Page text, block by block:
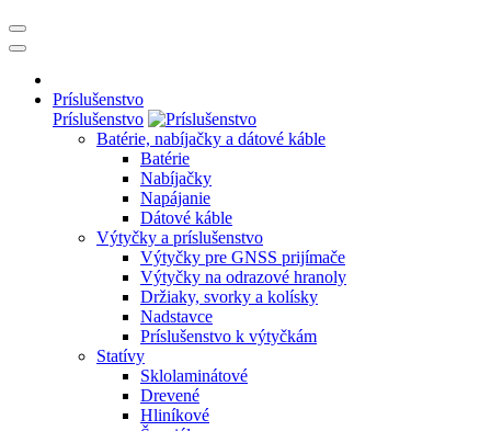
Príslušenstvo
Príslušenstvo
Batérie, nabíjačky a dátové káble
Batérie
Nabíjačky
Napájanie
Dátové káble
Výtyčky a príslušenstvo
Výtyčky pre GNSS prijímače
Výtyčky na odrazové hranoly
Držiaky, svorky a kolísky
Nadstavce
Príslušenstvo k výtyčkám
Statívy
Sklolaminátové
Drevené
Hliníkové